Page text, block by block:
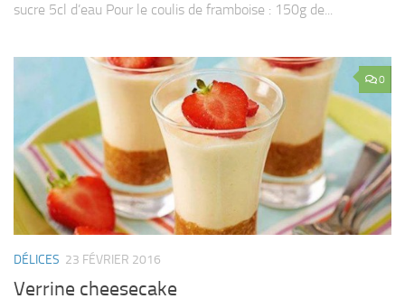
sucre 5cl d’eau Pour le coulis de framboise : 150g de...
0
DÉLICES 23 FÉVRIER 2016
Verrine cheesecake